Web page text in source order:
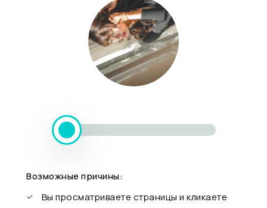
Возможные причины:
Вы просматриваете страницы и кликаете